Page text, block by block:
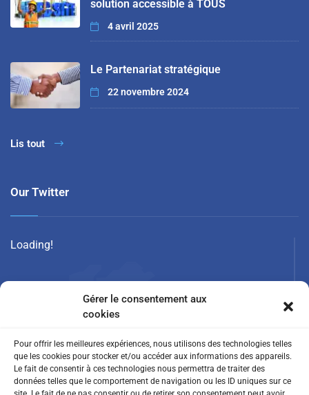
Gérer le consentement aux
cookies
Pour offrir les meilleures expériences, nous utilisons des technologies telles
que les cookies pour stocker et/ou accéder aux informations des appareils.
Le fait de consentir à ces technologies nous permettra de traiter des
données telles que le comportement de navigation ou les ID uniques sur ce
solution accessible à TOUS
4 avril 2025
Le Partenariat stratégique
22 novembre 2024
Lis tout
Our Twitter
Loading!